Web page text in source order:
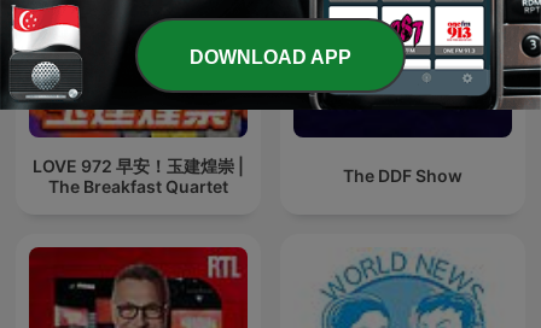
LOVE 972 早安！玉建煌崇 |
The Breakfast Quartet
The DDF Show
DOWNLOAD APP